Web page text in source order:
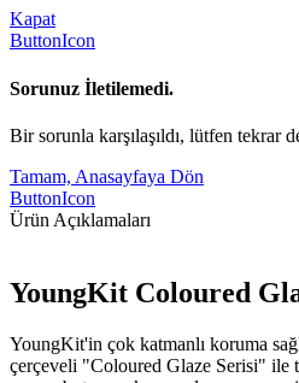
Kapat
ButtonIcon
Sorunuz İletilemedi.
Bir sorunla karşılaşıldı, lütfen tekrar
Tamam, Anasayfaya Dön
ButtonIcon
Ürün Açıklamaları
YoungKit Coloured
YoungKit'in çok katmanlı koruma
çerçeveli "Coloured Glaze Serisi" ile